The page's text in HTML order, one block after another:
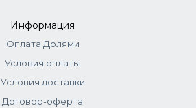
Информация
Оплата Долями
Условия оплаты
Условия доставки
Договор-оферта